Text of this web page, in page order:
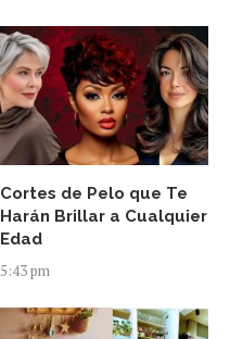
Cortes de Pelo que Te
Harán Brillar a Cualquier
Edad
5:43 pm